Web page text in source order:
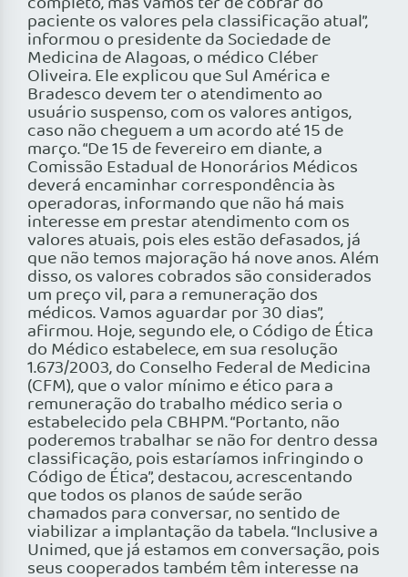
paciente os valores pela classificação atual”,
informou o presidente da Sociedade de
Medicina de Alagoas, o médico Cléber
Oliveira. Ele explicou que Sul América e
Bradesco devem ter o atendimento ao
usuário suspenso, com os valores antigos,
caso não cheguem a um acordo até 15 de
março. “De 15 de fevereiro em diante, a
Comissão Estadual de Honorários Médicos
deverá encaminhar correspondência às
operadoras, informando que não há mais
interesse em prestar atendimento com os
valores atuais, pois eles estão defasados, já
que não temos majoração há nove anos. Além
disso, os valores cobrados são considerados
um preço vil, para a remuneração dos
médicos. Vamos aguardar por 30 dias”,
afirmou. Hoje, segundo ele, o Código de Ética
do Médico estabelece, em sua resolução
1.673/2003, do Conselho Federal de Medicina
(CFM), que o valor mínimo e ético para a
remuneração do trabalho médico seria o
estabelecido pela CBHPM. “Portanto, não
poderemos trabalhar se não for dentro dessa
classificação, pois estaríamos infringindo o
Código de Ética”, destacou, acrescentando
que todos os planos de saúde serão
chamados para conversar, no sentido de
viabilizar a implantação da tabela. “Inclusive a
Unimed, que já estamos em conversação, pois
seus cooperados também têm interesse na